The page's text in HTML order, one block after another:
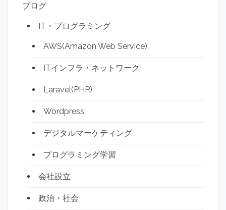
ブログ
IT・プログラミング
AWS(Amazon Web Service)
ITインフラ・ネットワーク
Laravel(PHP)
Wordpress
デジタルマーケティング
プログラミング学習
会社設立
政治・社会